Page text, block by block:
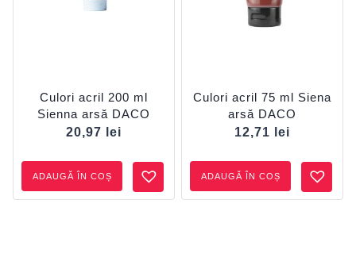
Culori acril 200 ml
Sienna arsă DACO
20,97
lei
ADAUGĂ ÎN COȘ
Culori acril 75 ml Siena
arsă DACO
12,71
lei
ADAUGĂ ÎN COȘ